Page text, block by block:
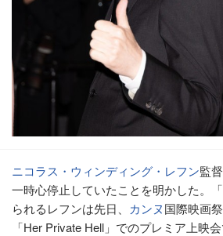
ニコラス・ウィンディング・レフン監
一時心停止していたことを明かした。
られるレフンは先日、 カンヌ国際映画
「Her Private Hell」でのプレミア上映